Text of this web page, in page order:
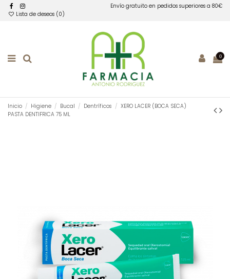
Envío gratuito en pedidos superiores a 80€
Lista de deseos (0 )
0
Inicio Higiene Bucal Dentríficos
XERO LACER (BOCA SECA)
PASTA DENTIFRICA 75 ML